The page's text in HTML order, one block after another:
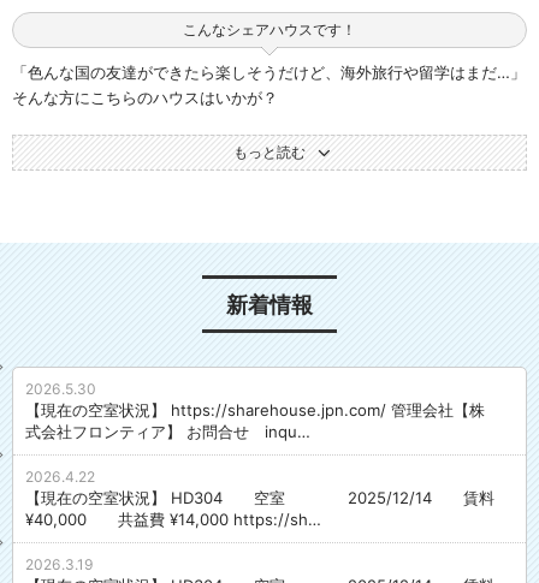
こんなシェアハウスです！
「色んな国の友達ができたら楽しそうだけど、海外旅行や留学はまだ…」
そんな方にこちらのハウスはいかが？
の学生や職員、「豊中が好き」と言う方、海外留学生がご滞在中です。
8LDKの立派な一戸建てシェアハウスは、背の高い女性もくつろげる20畳
ートな時間、リビングでルームメイトとの交流、新しい暮らしがあなた
大阪モノレール柴原駅 徒歩3分 / 阪急豊中駅 徒歩18分/ 阪急蛍池 徒歩15
分
豊中駅には自転車で10分程度
スーパーやコンビニも近くにあります
スーパー（コープミニ桜の町店 徒歩9分/ 阪急オアシス蛍池店 徒歩13
分）、豊中柴原郵便局 徒歩10分
もっと読む
新着情報
2026.5.30
【現在の空室状況】 https://sharehouse.jpn.com/ 管理会社【株
式会社フロンティア】 お問合せ inqu…
2026.4.22
【現在の空室状況】 HD304 空室 2025/12/14 賃料
¥40,000 共益費 ¥14,000 https://sh…
2026.3.19